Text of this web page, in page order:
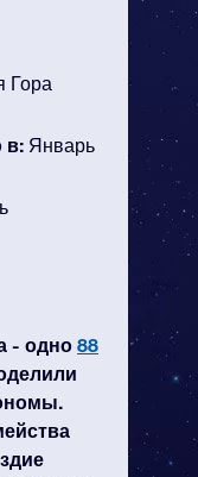
Гора
в: Январь
- одно 88